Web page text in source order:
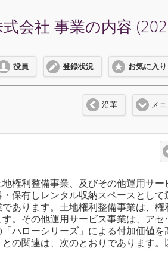
会社 事業の内容
役員 登録状況 お気に入り
沿革 メ
権利整備事業、及びその他運用サ
保有しレンタル収納スペースとし
あります。土地権利整備事業は、
。その他運用サービス事業は、ア
ハローシリーズ」による付加価値を
の関連は、次のとおりであります